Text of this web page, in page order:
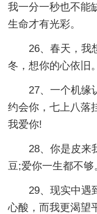
我一分一秒也不能
生命才有光彩。
26、春天，我想
冬，想你的心依旧。
27、一个机缘认
约会你，七上八落
我爱你!
28、你是皮来我
豆;爱你一生都不够
29、现实中遇到
心酸，而我更渴望